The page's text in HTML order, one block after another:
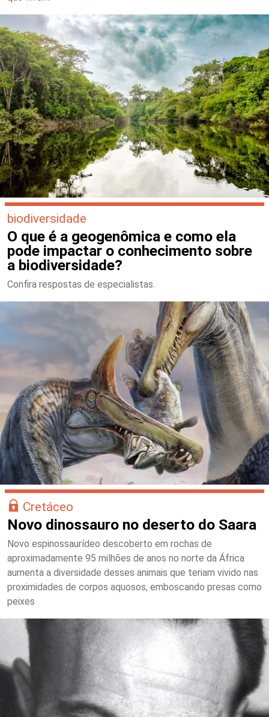
biodiversidade
O que é a geogenômica e como ela
pode impactar o conhecimento sobre
a biodiversidade?
Confira respostas de especialistas.
Cretáceo
Novo dinossauro no deserto do Saara
Novo espinossaurídeo descoberto em rochas de
aproximadamente 95 milhões de anos no norte da África
aumenta a diversidade desses animais que teriam vivido nas
proximidades de corpos aquosos, emboscando presas como
peixes